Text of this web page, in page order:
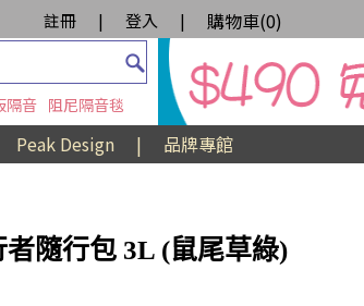
註冊 | 登入 | 購物車(0)
隔音 阻尼隔音毯
Peak Design | 品牌專館
隨行包 3L (鼠尾草綠)